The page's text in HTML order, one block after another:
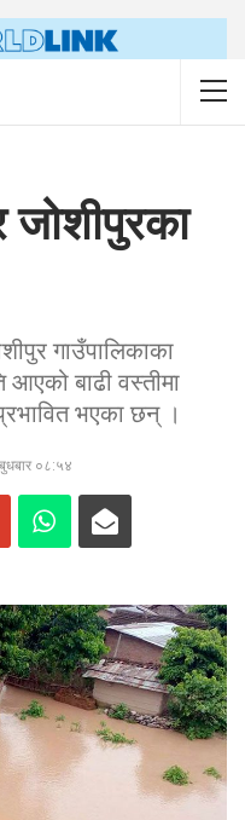
गाउँपालिकाका
आएको बाढी वस्तीमा
भएका छन् ।
०८:५४